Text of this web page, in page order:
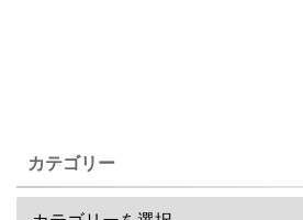
カテゴリー